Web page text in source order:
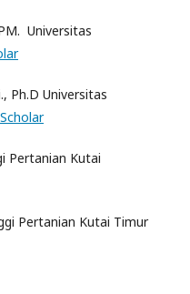
Universitas
Ph.D Universitas
Pertanian Kutai
Pertanian Kutai Timur